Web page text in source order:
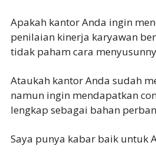
Apakah kantor Anda ingin
penilaian kinerja karyawan
tidak paham cara
Ataukah kantor Anda sudah
namun ingin mendapatkan
lengkap sebagai bahan
Saya punya kabar baik untuk